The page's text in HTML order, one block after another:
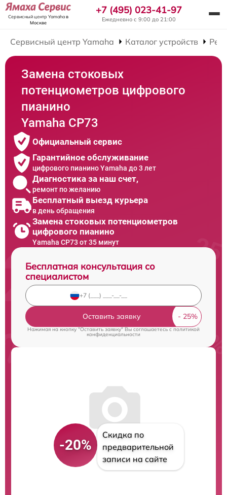
Сервисный центр Yamahaв
Москве
+7 (495) 023-41-97
Ежедневно с 9:00 до 21:00
Сервисный центр Yamaha Каталог устройств
Замена стоковых
потенциометров цифрового
пианино
Yamaha CP73
Официальный сервис
Гарантийное обслуживание
цифрового пианино Yamaha до 3 лет
Диагностика за наш счет,
ремонт по желанию
Бесплатный выезд курьера
в день обращения
Замена стоковых потенциометров
цифрового пианино
Yamaha CP73 от 35 минут
Бесплатная консультация со
специалистом
Оставить заявку
Нажимая на кнопку "Оставить заявку" Вы соглашаетесь cполитикой
конфиденциальности
-20%
Скидка по
предварительной
записи на сайте